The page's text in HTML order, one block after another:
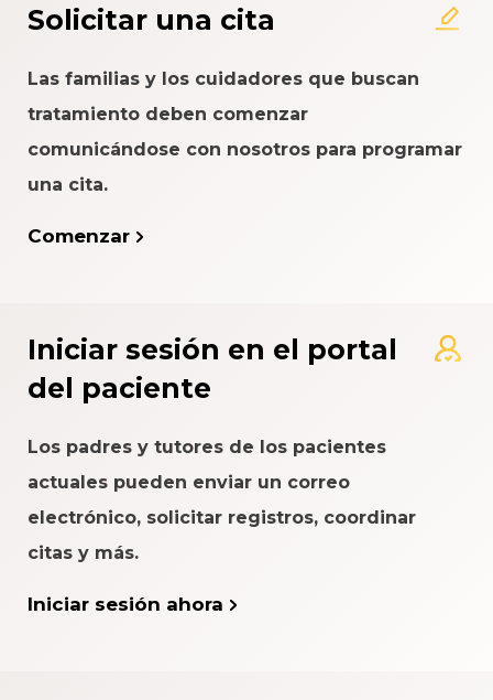
Solicitar una cita
Las familias y los cuidadores que buscan
tratamiento deben comenzar
comunicándose con nosotros para programar
una cita.
Comenzar
Iniciar sesión en el portal
del paciente
Los padres y tutores de los pacientes
actuales pueden enviar un correo
electrónico, solicitar registros, coordinar
citas y más.
Iniciar sesión ahora